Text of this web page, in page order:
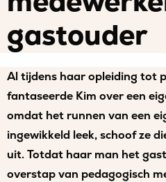
gastouder
Al tijdens haar opleiding tot
fantaseerde Kim over een
omdat het runnen van een
ingewikkeld leek, schoof ze
uit. Totdat haar man het
overstap van pedagogisch